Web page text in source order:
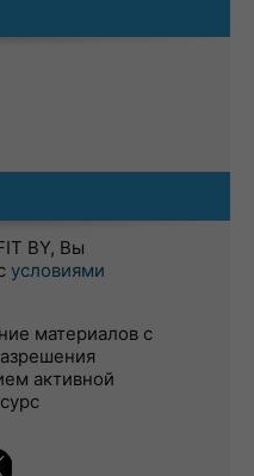
BY, Вы
условиями
материалов с
активной